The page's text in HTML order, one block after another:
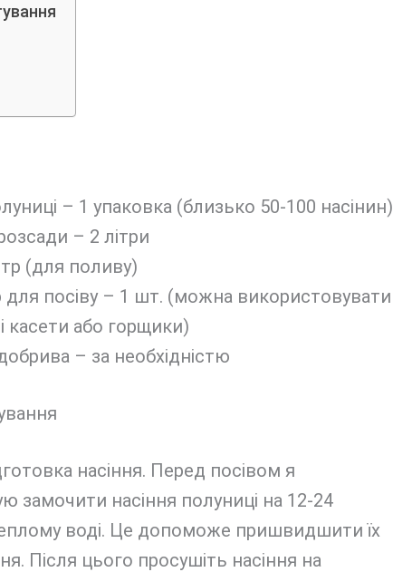
– 1 упаковка (близько 50-100 насінин)
– 2 літри
(для поливу)
для посіву – 1 шт. (можна використовувати
касети або горщики)
– за необхідністю
насіння. Перед посівом я
замочити насіння полуниці на 12-24
воді. Це допоможе пришвидшити їх
Після цього просушіть насіння на